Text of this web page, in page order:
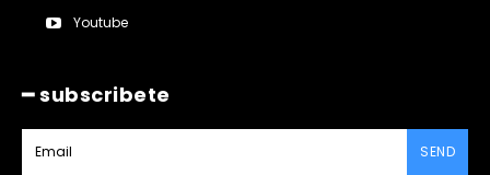
Youtube
━ subscribete
SEND